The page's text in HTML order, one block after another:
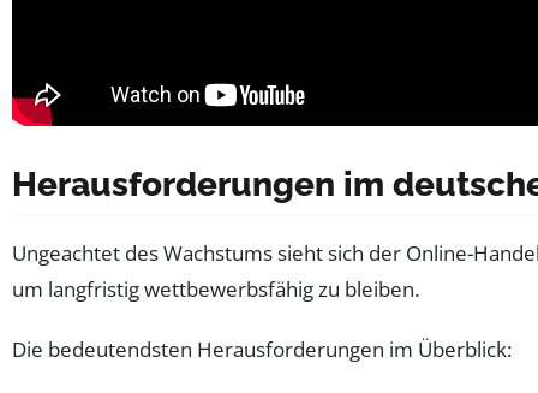
Herausforderungen im
Ungeachtet des Wachstums sieht sich der Online-
um langfristig wettbewerbsfähig zu bleiben.
Die bedeutendsten Herausforderungen im Überblick: